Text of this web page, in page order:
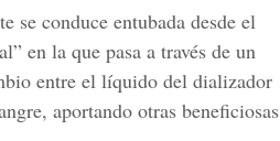
se conduce entubada desde el
en la que pasa a través de un
entre el líquido del dializador
aportando otras beneficiosas